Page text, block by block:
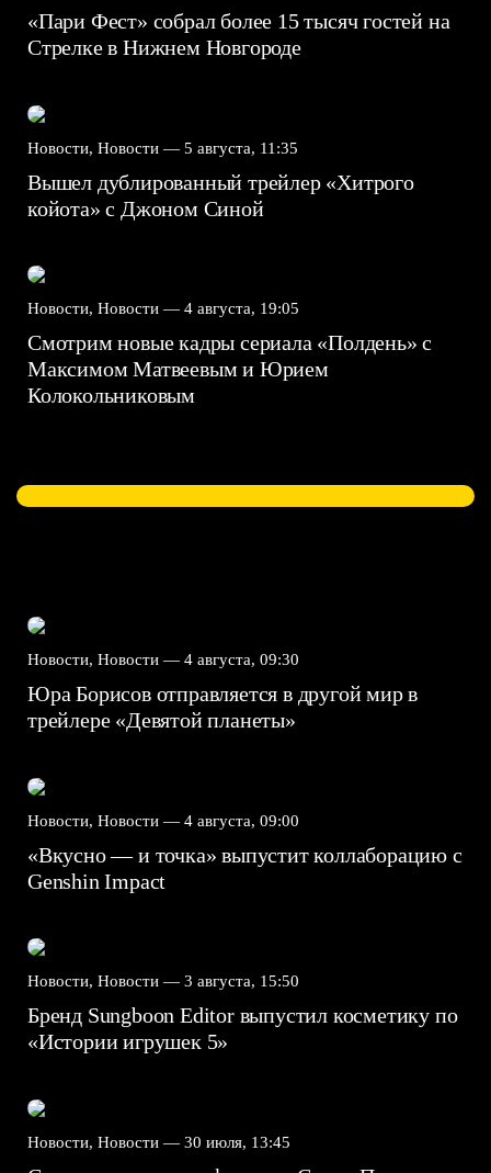
«Пари Фест» собрал более 15 тысяч гостей на
Стрелке в Нижнем Новгороде
Новости, Новости — 5 августа, 11:35
Вышел дублированный трейлер «Хитрого
койота» с Джоном Синой
Новости, Новости — 4 августа, 19:05
Смотрим новые кадры сериала «Полдень» с
Максимом Матвеевым и Юрием
Колокольниковым
Новости, Новости — 4 августа, 09:30
Юра Борисов отправляется в другой мир в
трейлере «Девятой планеты»
Новости, Новости — 4 августа, 09:00
«Вкусно — и точка» выпустит коллаборацию с
Genshin Impact⁠⁠
Новости, Новости — 3 августа, 15:50
Бренд Sungboon Editor выпустил косметику по
«Истории игрушек 5»
Новости, Новости — 30 июля, 13:45